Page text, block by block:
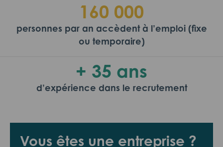
Vous êtes une entreprise ?
160 000
personnes par an accèdent à l’emploi (fixe
ou temporaire)
+ 35 ans
d’expérience dans le recrutement